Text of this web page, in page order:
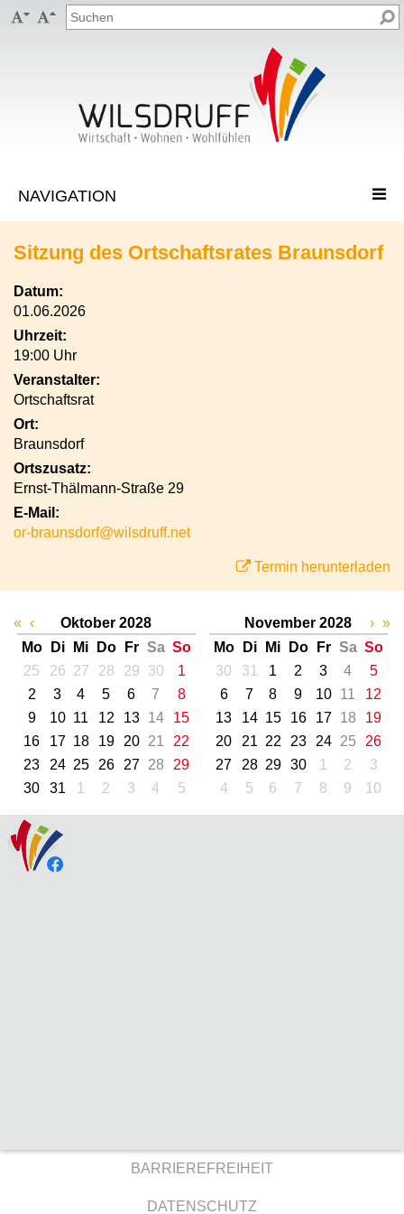
 
Sitzung des Ortschaftsrates Braunsdorf
Datum:
01.06.2026
Uhrzeit:
19:00 Uhr
Veranstalter:
Ortschaftsrat
Ort:
Braunsdorf
Ortszusatz:
Ernst-Thälmann-Straße 29
E-Mail:
or-braunsdorf@wilsdruff.net
Termin herunterladen
« ‹
Oktober 2028
Mo
Di Mi Do Fr Sa So
25
26 27 28 29 30
1
2
3 4 5 6 7
8
9
10 11 12 13 14
15
16
17 18 19 20 21
22
23
24 25 26 27 28
29
30
31 1 2 3 4 5
November 2028
Mo
Di Mi Do Fr Sa So
30
31 1 2 3 4
5
6
7 8 9 10 11
12
13
14 15 16 17 18
19
20
21 22 23 24 25
26
27
28 29 30 1 2
3
4
5 6 7 8 9 10
› »
BARRIEREFREIHEIT
DATENSCHUTZ